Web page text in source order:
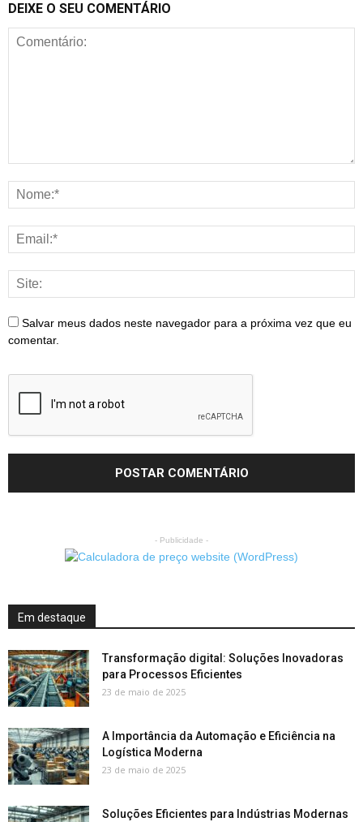
DEIXE O SEU COMENTÁRIO
Salvar meus dados neste navegador para a próxima vez que eu
comentar.
- Publicidade -
Em destaque
Transformação digital: Soluções Inovadoras
para Processos Eficientes
23 de maio de 2025
A Importância da Automação e Eficiência na
Logística Moderna
23 de maio de 2025
Soluções Eficientes para Indústrias Modernas